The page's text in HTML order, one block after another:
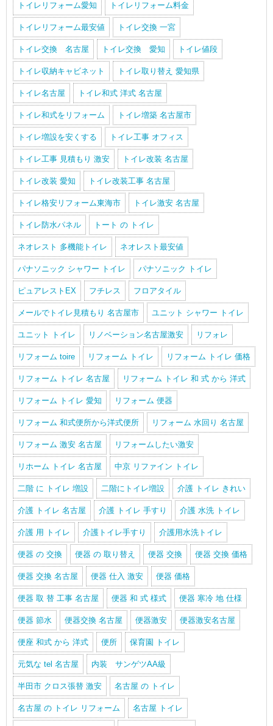
トイレリフォーム愛知 トイレリフォーム料金
トイレリフォーム最安値 トイレ交換 一宮
トイレ交換 名古屋 トイレ交換 愛知 トイレ値段
トイレ収納キャビネット トイレ取り替え 愛知県
トイレ名古屋 トイレ和式 洋式 名古屋
トイレ和式をリフォーム トイレ増築 名古屋市
トイレ増設を安くする トイレ工事 オフィス
トイレ工事 見積もり 激安 トイレ改装 名古屋
トイレ改装 愛知 トイレ改装工事 名古屋
トイレ格安リフォーム東海市 トイレ激安 名古屋
トイレ防水パネル トート の トイレ
ネオレスト 多機能トイレ ネオレスト最安値
パナソニック シャワー トイレ パナソニック トイレ
ピュアレストEX フチレス フロアタイル
メールでトイレ見積もり 名古屋市 ユニット シャワー トイレ
ユニット トイレ リノベーション名古屋激安 リフォレ
リフォーム toire リフォーム トイレ リフォーム トイレ 価格
リフォーム トイレ 名古屋 リフォーム トイレ 和 式 から 洋式
リフォーム トイレ 愛知 リフォーム 便器
リフォーム 和式便所から洋式便所 リフォーム 水回り 名古屋
リフォーム 激安 名古屋 リフォームしたい激安
リホーム トイレ 名古屋 中京 リファイン トイレ
二階 に トイレ 増設 二階にトイレ増設 介護 トイレ きれい
介護 トイレ 名古屋 介護 トイレ 手すり 介護 水洗 トイレ
介護 用 トイレ 介護トイレ手すり 介護用水洗トイレ
便器 の 交換 便器 の 取り替え 便器 交換 便器 交換 価格
便器 交換 名古屋 便器 仕入 激安 便器 価格
便器 取 替 工事 名古屋 便器 和 式 様式 便器 寒冷 地 仕様
便器 節水 便器交換 名古屋 便器激安 便器激安名古屋
便座 和式 から 洋式 便所 保育園 トイレ
元気な tel 名古屋 内装 サンゲツAA級
半田市 クロス張替 激安 名古屋 の トイレ
名古屋 の トイレ リフォーム 名古屋 トイレ